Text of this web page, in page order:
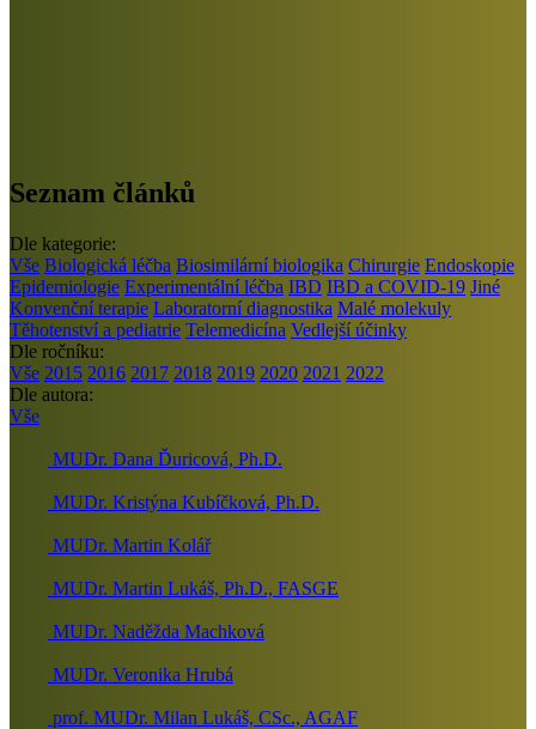
Seznam článků
Dle kategorie:
Vše Biologická léčba Biosimilární biologika Chirurgie Endoskopie
Epidemiologie Experimentální léčba IBD IBD a COVID-19 Jiné
Konvenční terapie Laboratorní diagnostika Malé molekuly
Těhotenství a pediatrie Telemedicína Vedlejší účinky
Dle ročníku:
Vše 2015 2016 2017 2018 2019 2020 2021 2022
Dle autora:
Vše
MUDr. Dana Ďuricová, Ph.D.
MUDr. Kristýna Kubíčková, Ph.D.
MUDr. Martin Kolář
MUDr. Martin Lukáš, Ph.D., FASGE
MUDr. Naděžda Machková
MUDr. Veronika Hrubá
prof. MUDr. Milan Lukáš, CSc., AGAF